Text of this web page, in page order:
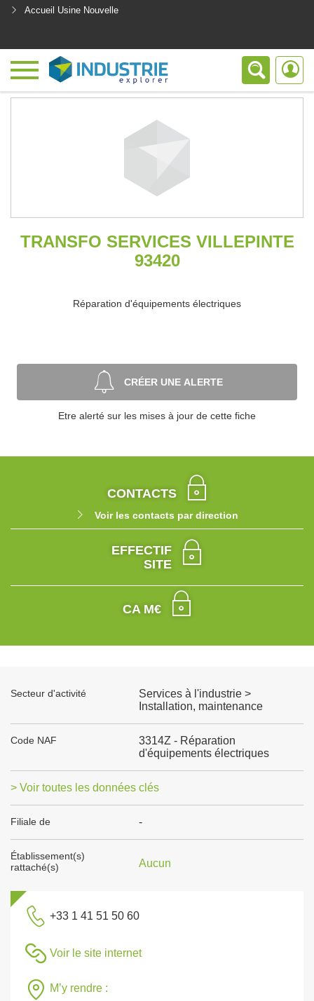
Accueil Usine Nouvelle
TRANSFO SERVICES VILLEPINTE
93420
Réparation d'équipements électriques
CRÉER UNE ALERTE
Etre alerté sur les mises à jour de cette fiche
CONTACTS
Voir les contacts par direction
EFFECTIF
SITE
CA M€
Secteur d'activité
Services à l'industrie >
Installation, maintenance
Code NAF
3314Z - Réparation
d'équipements électriques
> Voir toutes les données clés
Filiale de -
Établissement(s)
rattaché(s)
Aucun
+33 1 41 51 50 60
Voir le site internet
M’y rendre :